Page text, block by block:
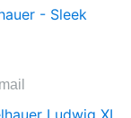
- Sleek